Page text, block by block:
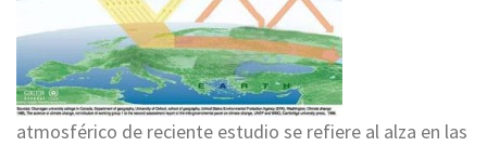
atmosférico de reciente estudio se refiere al alza en las